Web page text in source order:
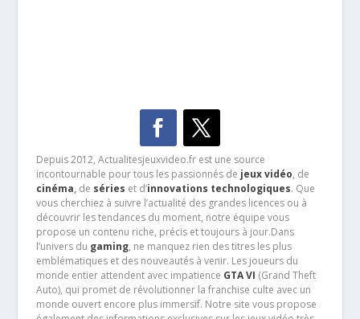
Depuis 2012, Actualitesjeuxvideo.fr est une source
incontournable pour tous les passionnés de jeux vidéo, de
cinéma,de séries et d’innovations technologiques. Que
vous cherchiez à suivre l’actualité des grandes licences ou à
découvrir les tendances du moment, notre équipe vous
propose un contenu riche, précis et toujours à jour.Dans
l’univers du gaming, ne manquez rien des titres les plus
emblématiques et des nouveautés à venir. Les joueurs du
monde entier attendent avec impatience GTA VI (Grand Theft
Auto), qui promet de révolutionner la franchise culte avec un
monde ouvert encore plus immersif. Notre site vous propose